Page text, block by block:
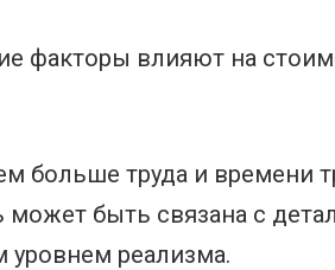
факторы влияют на
больше труда и времени
быть связана с
реализма.